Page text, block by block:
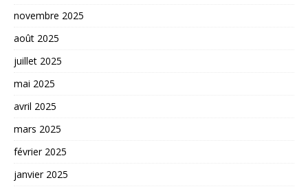
novembre 2025
août 2025
juillet 2025
mai 2025
avril 2025
mars 2025
février 2025
janvier 2025